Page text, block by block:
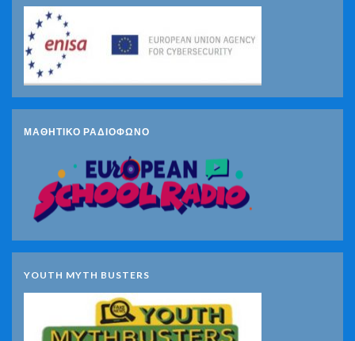
ΜΑΘΗΤΙΚΟ ΡΑΔΙΟΦΩΝΟ
YOUTH MYTH BUSTERS